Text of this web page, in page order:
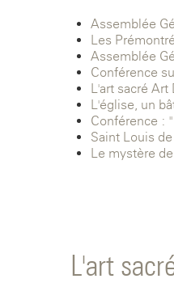
Assemblée
Les
Assemblée
Conférence
L'art sacré Art
L'église, un
Conférence :
Saint Louis
Le mystère
L'art